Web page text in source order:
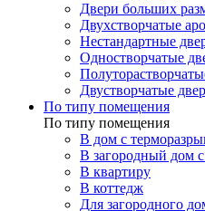
Двери больших
Двухстворчатые
Нестандартные
Одностворчатые
Двустворчатые
По типу помещения
По типу помещения
В дом с
В загородный дом
В квартиру
В коттедж
Для загородного